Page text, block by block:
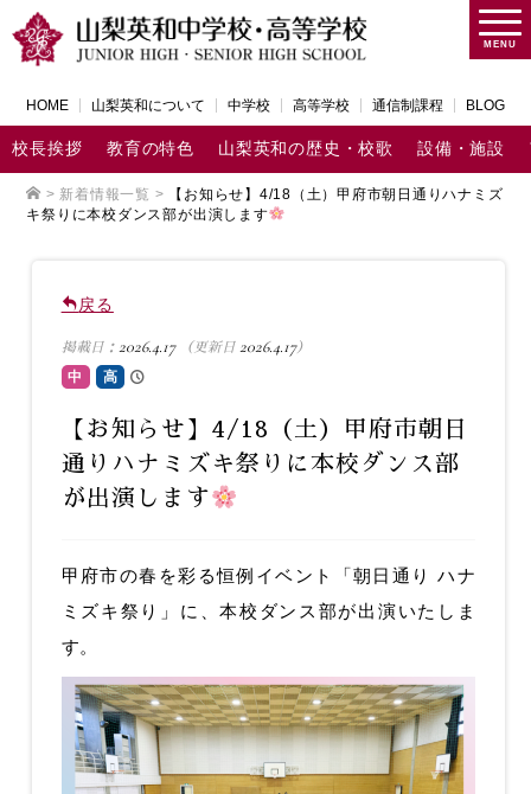
MENU
HOME 山梨英和について 中学校 高等学校 通信制課程 BLOG
校長挨拶 教育の特色 山梨英和の歴史・校歌 設備・施設
> 新着情報一覧 >
【お知らせ】4/18（土）甲府市朝日通りハナミズ
キ祭りに本校ダンス部が出演します
戻る
掲載日： 2026.4.17（更新日 2026.4.17）
中 高
【お知らせ】4/18（土）甲府市朝日
通りハナミズキ祭りに本校ダンス部
が出演します
甲府市の春を彩る恒例イベント「朝日通り ハナ
ミズキ祭り」に、本校ダンス部が出演いたしま
す。